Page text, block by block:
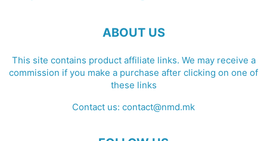
ABOUT US
This site contains product affiliate links. We may receive a
commission if you make a purchase after clicking on one of
these links
Contact us: contact@nmd.mk